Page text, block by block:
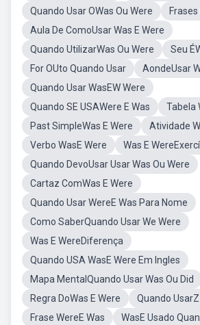
Quando Usar OWas Ou Were
Aula De ComoUsar Was E Were
Quando UtilizarWas Ou Were
Seu
For OUto Quando Usar
AondeUsar
Quando Usar WasEW Were
Quando SE USAWere E Was
Tabela
Past SimpleWas E Were
Atividade
Verbo WasE Were
Was E
Quando DevoUsar Usar Was Ou Were
Cartaz ComWas E Were
Quando Usar WereE Was Para Nome
Como SaberQuando Usar We Were
Was E WereDiferença
Quando USA WasE Were Em Ingles
Mapa MentalQuando Usar Was Ou Did
Regra DoWas E Were
Quando UsarZ
Frase WereE Was
WasE Usado